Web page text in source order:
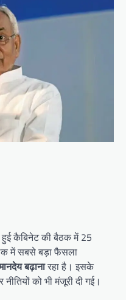
कैबिनेट की बैठक में 25
में सबसे बड़ा फैसला
बढ़ानारहा है। इसके
को भी मंजूरी दी गई।